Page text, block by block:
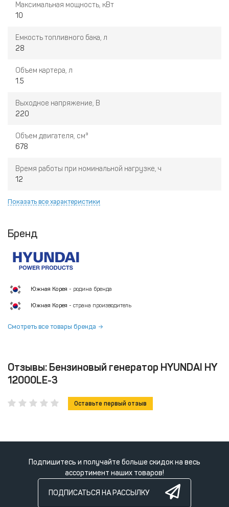
Максимальная мощность, кВт
10
Емкость топливного бака, л
28
Объем картера, л
1.5
Выходное напряжение, В
220
Объем двигателя, см³
678
Время работы при номинальной нагрузке, ч
12
Показать все характеристики
Бренд
Южная Корея - родина бренда
Южная Корея - страна производитель
Смотреть все товары бренда
Отзывы: Бензиновый генератор HYUNDAI HY
12000LE-3
Оставьте первый отзыв
Подпишитесь и получайте больше скидок на весь
ассортимент наших товаров!
ПОДПИСАТЬСЯ НА РАССЫЛКУ